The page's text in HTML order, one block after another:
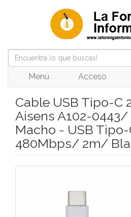
Menú Acceso
Cable USB Tipo-C
Aisens A102-
Macho - USB
480Mbps/ 2m/